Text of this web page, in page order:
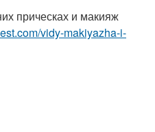
прическах и макияж
vidy-makiyazha-i-